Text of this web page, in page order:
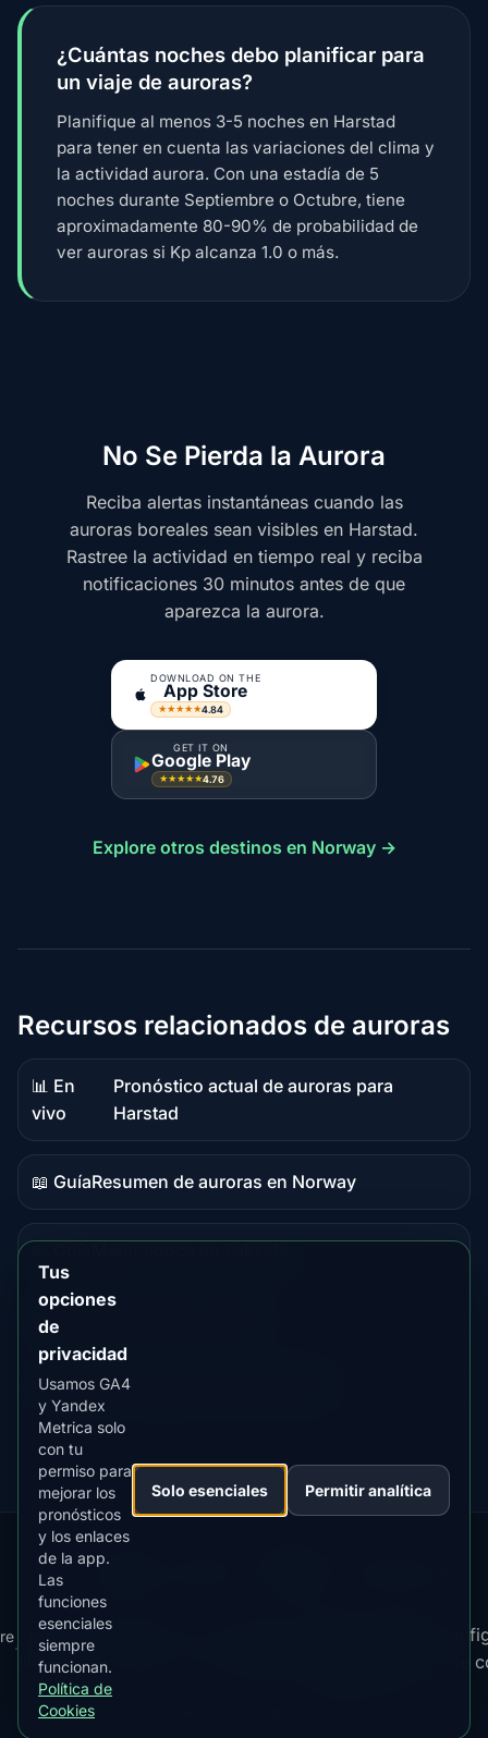
¿Cuántas noches debo planificar para
un viaje de auroras?
Planifique al menos 3-5 noches en Harstad
para tener en cuenta las variaciones del clima y
la actividad aurora. Con una estadía de 5
noches durante Septiembre o Octubre, tiene
aproximadamente 80-90% de probabilidad de
ver auroras si Kp alcanza 1.0 o más.
No Se Pierda la Aurora
Reciba alertas instantáneas cuando las
auroras boreales sean visibles en Harstad.
Rastree la actividad en tiempo real y reciba
notificaciones 30 minutos antes de que
aparezca la aurora.
DOWNLOAD ON THE
App Store
★★★★★4.84
GET IT ON
Google Play
★★★★★4.76
Explore otros destinos en Norway →
Recursos relacionados de auroras
📊 En
vivo
Datos
en
Pronóstico actual de auroras para
Harstad
📖 Guía
Contenido
guía
Resumen de auroras en Norway
Contenido
guía
📖 Guía
Contenido
de
guía
⭐ Premium
Destino
premium
Comparar con Fairbanks
Our
Apps:
Snow
·
Kp
Index
·
Time
de
© 2026 AuroraMe. Todos los derechos reservados.
Tus
opciones
de
privacidad
Usamos GA4
y Yandex
Metrica solo
con tu
permiso para
mejorar los
pronósticos
y los enlaces
de la app.
Las
funciones
esenciales
siempre
funcionan.
Política de
Cookies
Solo esenciales Permitir analítica